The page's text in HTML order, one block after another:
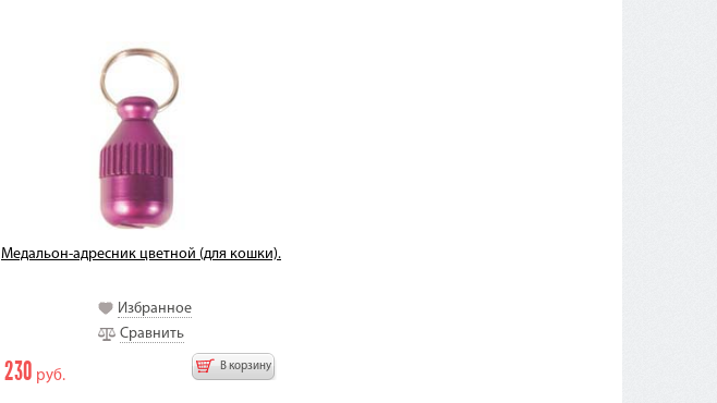
Медальон-адресник цветной (для кошки).
Избранное
Сравнить
В корзину
230 руб.